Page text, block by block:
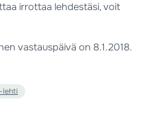
irrottaa lehdestäsi, voit
vastauspäivä on 8.1.2018.
lehti